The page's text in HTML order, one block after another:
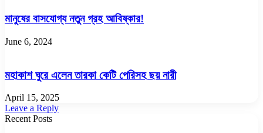
মানুষের বাসযোগ্য নতুন গ্রহ আবিষ্কার!
June 6, 2024
মহাকাশ ঘুরে এলেন তারকা কেটি পেরিসহ ছয় নারী
April 15, 2025
Leave a Reply
Recent Posts